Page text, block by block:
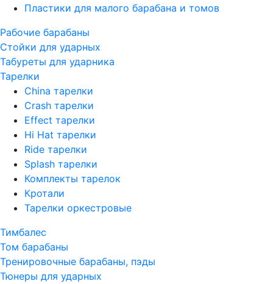
Пластики для малого барабана и томов
Рабочие барабаны
Стойки для ударных
Табуреты для ударника
Тарелки
China тарелки
Crash тарелки
Effect тарелки
Hi Hat тарелки
Ride тарелки
Splash тарелки
Комплекты тарелок
Кротали
Тарелки оркестровые
Тимбалес
Том барабаны
Тренировочные барабаны, пэды
Тюнеры для ударных